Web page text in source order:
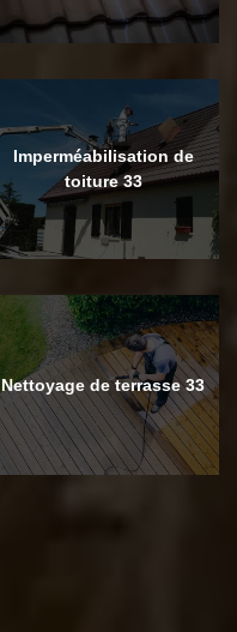
Imperméabilisation de
toiture 33
Nettoyage de terrasse 33